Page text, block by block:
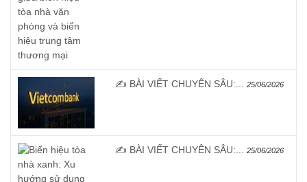
✍️ BÀI VIẾT CHUYÊN SÂU:... 25/06/2026
✍️ BÀI VIẾT CHUYÊN SÂU:... 25/06/2026